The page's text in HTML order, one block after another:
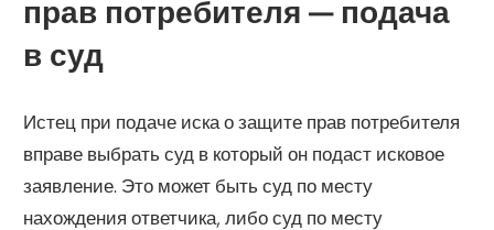
прав потребителя — подача
в суд
Истец при подаче иска о защите прав потребителя
вправе выбрать суд в который он подаст исковое
заявление. Это может быть суд по месту
нахождения ответчика, либо суд по месту